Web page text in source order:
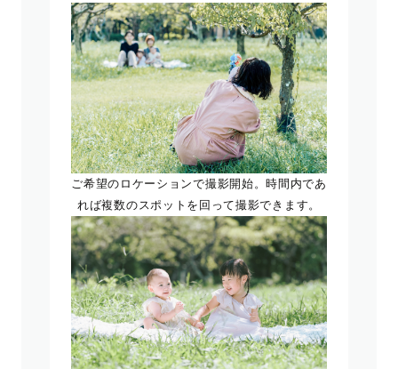
ご希望のロケーションで撮影開始。時間内であ
れば複数のスポットを回って撮影できます。